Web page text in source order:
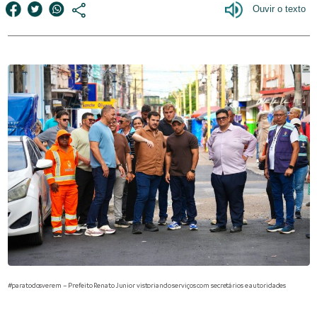
#paratodosverem – Prefeito Renato Junior vistoriando serviços com secretários e autoridades